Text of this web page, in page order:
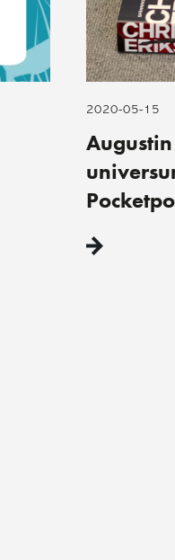
2020-05-15